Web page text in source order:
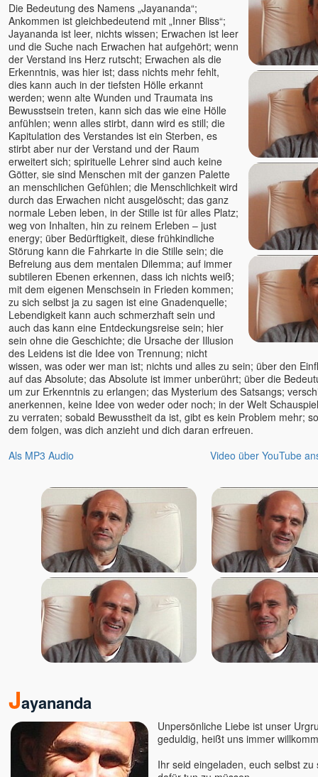
Die Bedeutung des Namens „Jayananda“;
Ankommen ist gleichbedeutend mit „Inner Bliss“;
Jayananda ist leer, nichts wissen; Erwachen ist leer
und die Suche nach Erwachen hat aufgehört; wenn
der Verstand ins Herz rutscht; Erwachen als die
Erkenntnis, was hier ist; dass nichts mehr fehlt,
dies kann auch in der tiefsten Hölle erkannt
werden; wenn alte Wunden und Traumata ins
Bewusstsein treten, kann sich das wie eine Hölle
anfühlen; wenn alles stirbt, dann wird es still; die
Kapitulation des Verstandes ist ein Sterben, es
stirbt aber nur der Verstand und der Raum
erweitert sich; spirituelle Lehrer sind auch keine
Götter, sie sind Menschen mit der ganzen Palette
an menschlichen Gefühlen; die Menschlichkeit wird
durch das Erwachen nicht ausgelöscht; das ganz
normale Leben leben, in der Stille ist für alles Platz;
weg von Inhalten, hin zu reinem Erleben – just
energy; über Bedürftigkeit, diese frühkindliche
Störung kann die Fahrkarte in die Stille sein; die
Befreiung aus dem mentalen Dilemma; auf immer
subtileren Ebenen erkennen, dass ich nichts weiß;
mit dem eigenen Menschsein in Frieden kommen;
zu sich selbst ja zu sagen ist eine Gnadenquelle;
Lebendigkeit kann auch schmerzhaft sein und
auch das kann eine Entdeckungsreise sein; hier
sein ohne die Geschichte; die Ursache der Illusion
des Leidens ist die Idee von Trennung; nicht
wissen, was oder wer man ist; nichts und alles zu sein; über den
auf das Absolute; das Absolute ist immer unberührt; über die
um zur Erkenntnis zu erlangen; das Mysterium des Satsangs;
anerkennen, keine Idee von weder oder noch; in der Welt
zu verraten; sobald Bewusstheit da ist, gibt es kein Problem mehr;
dem folgen, was dich anzieht und dich daran erfreuen.
Als MP3 Audio
Video über YouTube
Jayananda
Unpersönliche Liebe ist unser
geduldig, heißt uns immer
Ihr seid eingeladen, euch selbst zu